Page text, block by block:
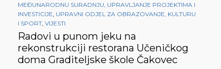
MEĐUNARODNU SURADNJU, UPRAVLJANJE PROJEKTIMA I
INVESTICIJE, UPRAVNI ODJEL ZA OBRAZOVANJE, KULTURU
I SPORT, VIJESTI
Radovi u punom jeku na
rekonstrukciji restorana Učeničkog
doma Graditeljske škole Čakovec